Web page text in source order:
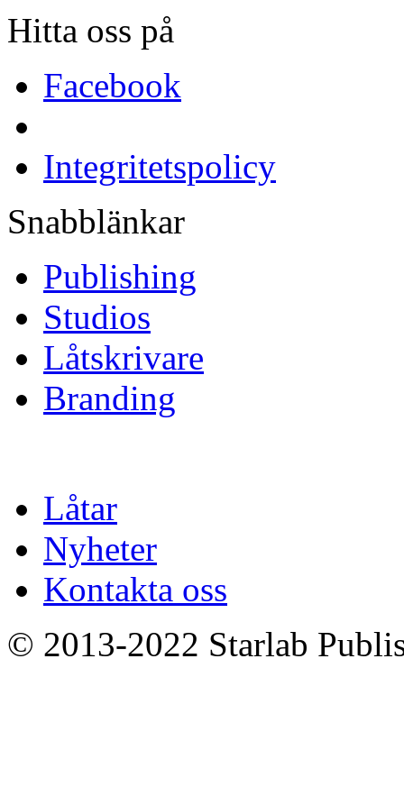
Hitta oss på
Facebook
Integritetspolicy
Snabblänkar
Publishing
Studios
Låtskrivare
Branding
Låtar
Nyheter
Kontakta oss
© 2013-2022 Starlab